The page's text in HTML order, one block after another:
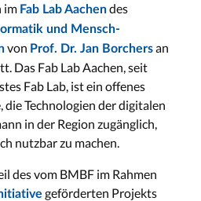
im Fab Lab Aachendes
und Mensch-
von Prof. Dr. Jan Borchersan
Das Fab Lab Aachen, seit
Fab Lab, ist ein offenes
die Technologien der digitalen
in der Region zugänglich,
nutzbar zu machen.
des vom BMBF im Rahmen
geförderten Projekts